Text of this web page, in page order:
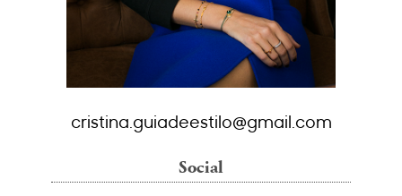
cristina.guiadeestilo@gmail.com
Social